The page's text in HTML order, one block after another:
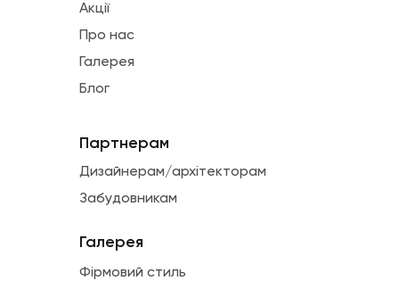
Акції
Про нас
Галерея
Блог
Партнерам
Дизайнерам/архітекторам
Забудовникам
Галерея
Фірмовий стиль